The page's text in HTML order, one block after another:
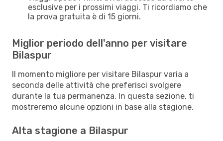
esclusive per i prossimi viaggi. Ti ricordiamo che
la prova gratuita è di 15 giorni.
Miglior periodo dell'anno per visitare
Bilaspur
Il momento migliore per visitare Bilaspur varia a
seconda delle attività che preferisci svolgere
durante la tua permanenza. In questa sezione, ti
mostreremo alcune opzioni in base alla stagione.
Alta stagione a Bilaspur